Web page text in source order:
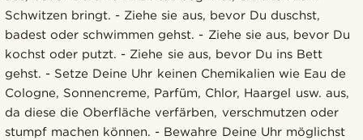
Schwitzen bringt. - Ziehe sie aus, bevor Du duschst,
badest oder schwimmen gehst. - Ziehe sie aus, bevor Du
kochst oder putzt. - Ziehe sie aus, bevor Du ins Bett
gehst. - Setze Deine Uhr keinen Chemikalien wie Eau de
Cologne, Sonnencreme, Parfüm, Chlor, Haargel usw. aus,
da diese die Oberfläche verfärben, verschmutzen oder
stumpf machen können. - Bewahre Deine Uhr möglichst